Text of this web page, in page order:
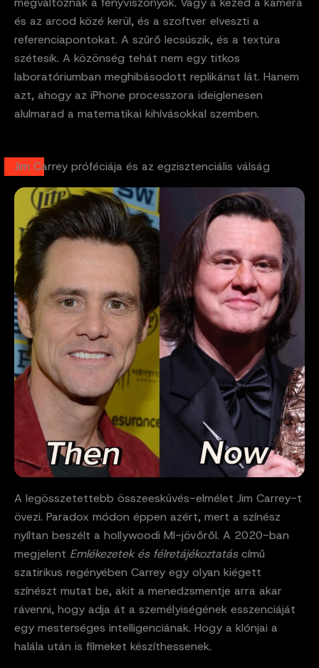
és az arcod közé kerül, és a szoftver elveszti a
referenciapontokat. A szűrő lecsúszik, és a textúra
szétesik. A közönség tehát nem egy titkos
laboratóriumban meghibásodott replikánst lát. Hanem
azt, ahogy az iPhone processzora ideiglenesen
alulmarad a matematikai kihívásokkal szemben.
Jim Carrey próféciája és az egzisztenciális válság
A legösszetettebb összeesküvés-elmélet Jim Carrey-t
övezi. Paradox módon éppen azért, mert a színész
nyíltan beszélt a hollywoodi MI-jövőről. A 2020-ban
megjelent Emlékezetek és félretájékoztatáscímű
szatirikus regényében Carrey egy olyan kiégett
színészt mutat be, akit a menedzsmentje arra akar
rávenni, hogy adja át a személyiségének esszenciáját
egy mesterséges intelligenciának. Hogy a klónjai a
halála után is filmeket készíthessenek.